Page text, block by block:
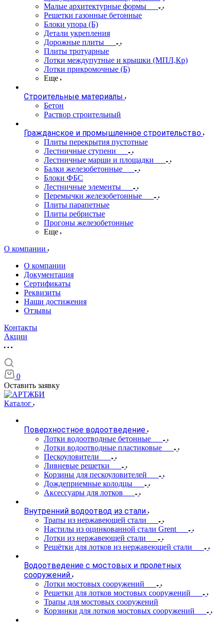
Малые архитектурные формы
Решетки газонные бетонные
Блоки упора (Б)
Детали укрепления
Дорожные плиты
Плиты тротуарные
Лотки междупутные и крышки (МПЛ,Кр)
Лотки прикромочные (Б)
Еще
Строительные материалы
Бетон
Раствор строительный
Гражданское и промышленное строительство
Плиты перекрытия пустотные
Лестничные ступени
Лестничные марши и площадки
Балки железобетонные
Блоки ФБС
Лестничные элементы
Перемычки железобетонные
Плиты парапетные
Плиты ребристые
Прогоны железобетонные
Еще
О компании
О компании
Документация
Сертификаты
Реквизиты
Наши достижения
Отзывы
Контакты
Акции
0
Оставить заявку
Каталог
Поверхностное водоотведение
Лотки водоотводные бетонные
Лотки водоотводные пластиковые
Пескоуловители
Ливневые решетки
Корзины для пескоуловителей
Дождеприемные колодцы
Аксессуары для лотков
Внутренний водоотвод из стали
Трапы из нержавеющей стали
Настилы из оцинкованной стали Grent
Лотки из нержавеющей стали
Решётки для лотков из нержавеющей стали
Водоотведение с мостовых и пролетных
сооружений
Лотки мостовых сооружений
Решетки для лотков мостовых сооружений
Трапы для мостовых сооружений
Корзинки для лотков мостовых сооружений